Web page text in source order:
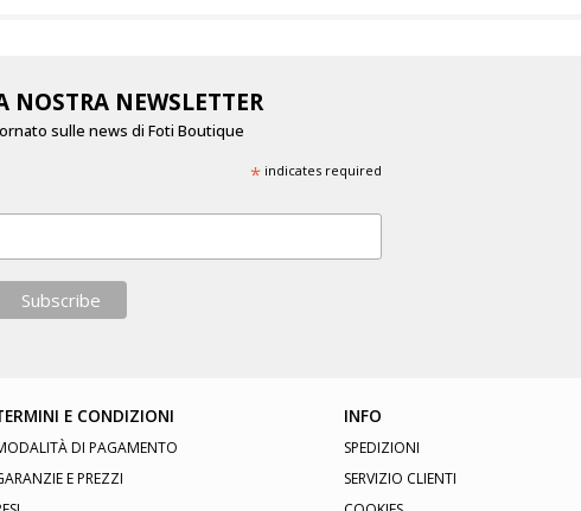
NOSTRA NEWSLETTER
sulle news di Foti Boutique
*indicates required
E CONDIZIONI
DI PAGAMENTO
E PREZZI
INFO
SPEDIZIONI
SERVIZIO CLIENTI